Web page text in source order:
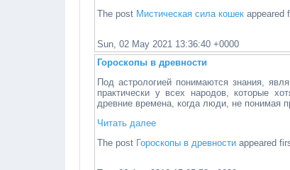
The post Мистическая сила кошек appeared
Sun, 02 May 2021 13:36:40 +0000
Гороскопы в древности
Под астрологией понимаются знания,
практически у всех народов, которые
древние времена, когда люди, не понимая
Читать далее
The post Гороскопы в древности appeared